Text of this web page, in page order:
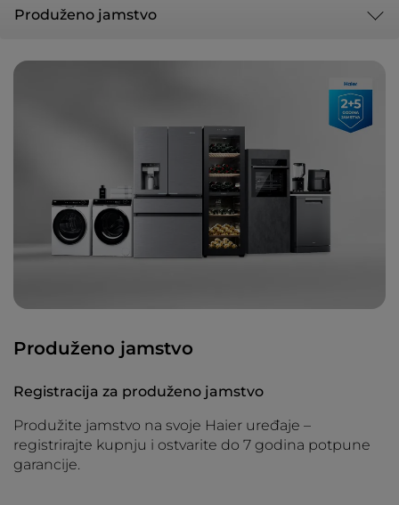
Produženo jamstvo
Produženo jamstvo
Registracija za produženo jamstvo
Produžite jamstvo na svoje Haier uređaje –
registrirajte kupnju i ostvarite do 7 godina potpune
garancije.